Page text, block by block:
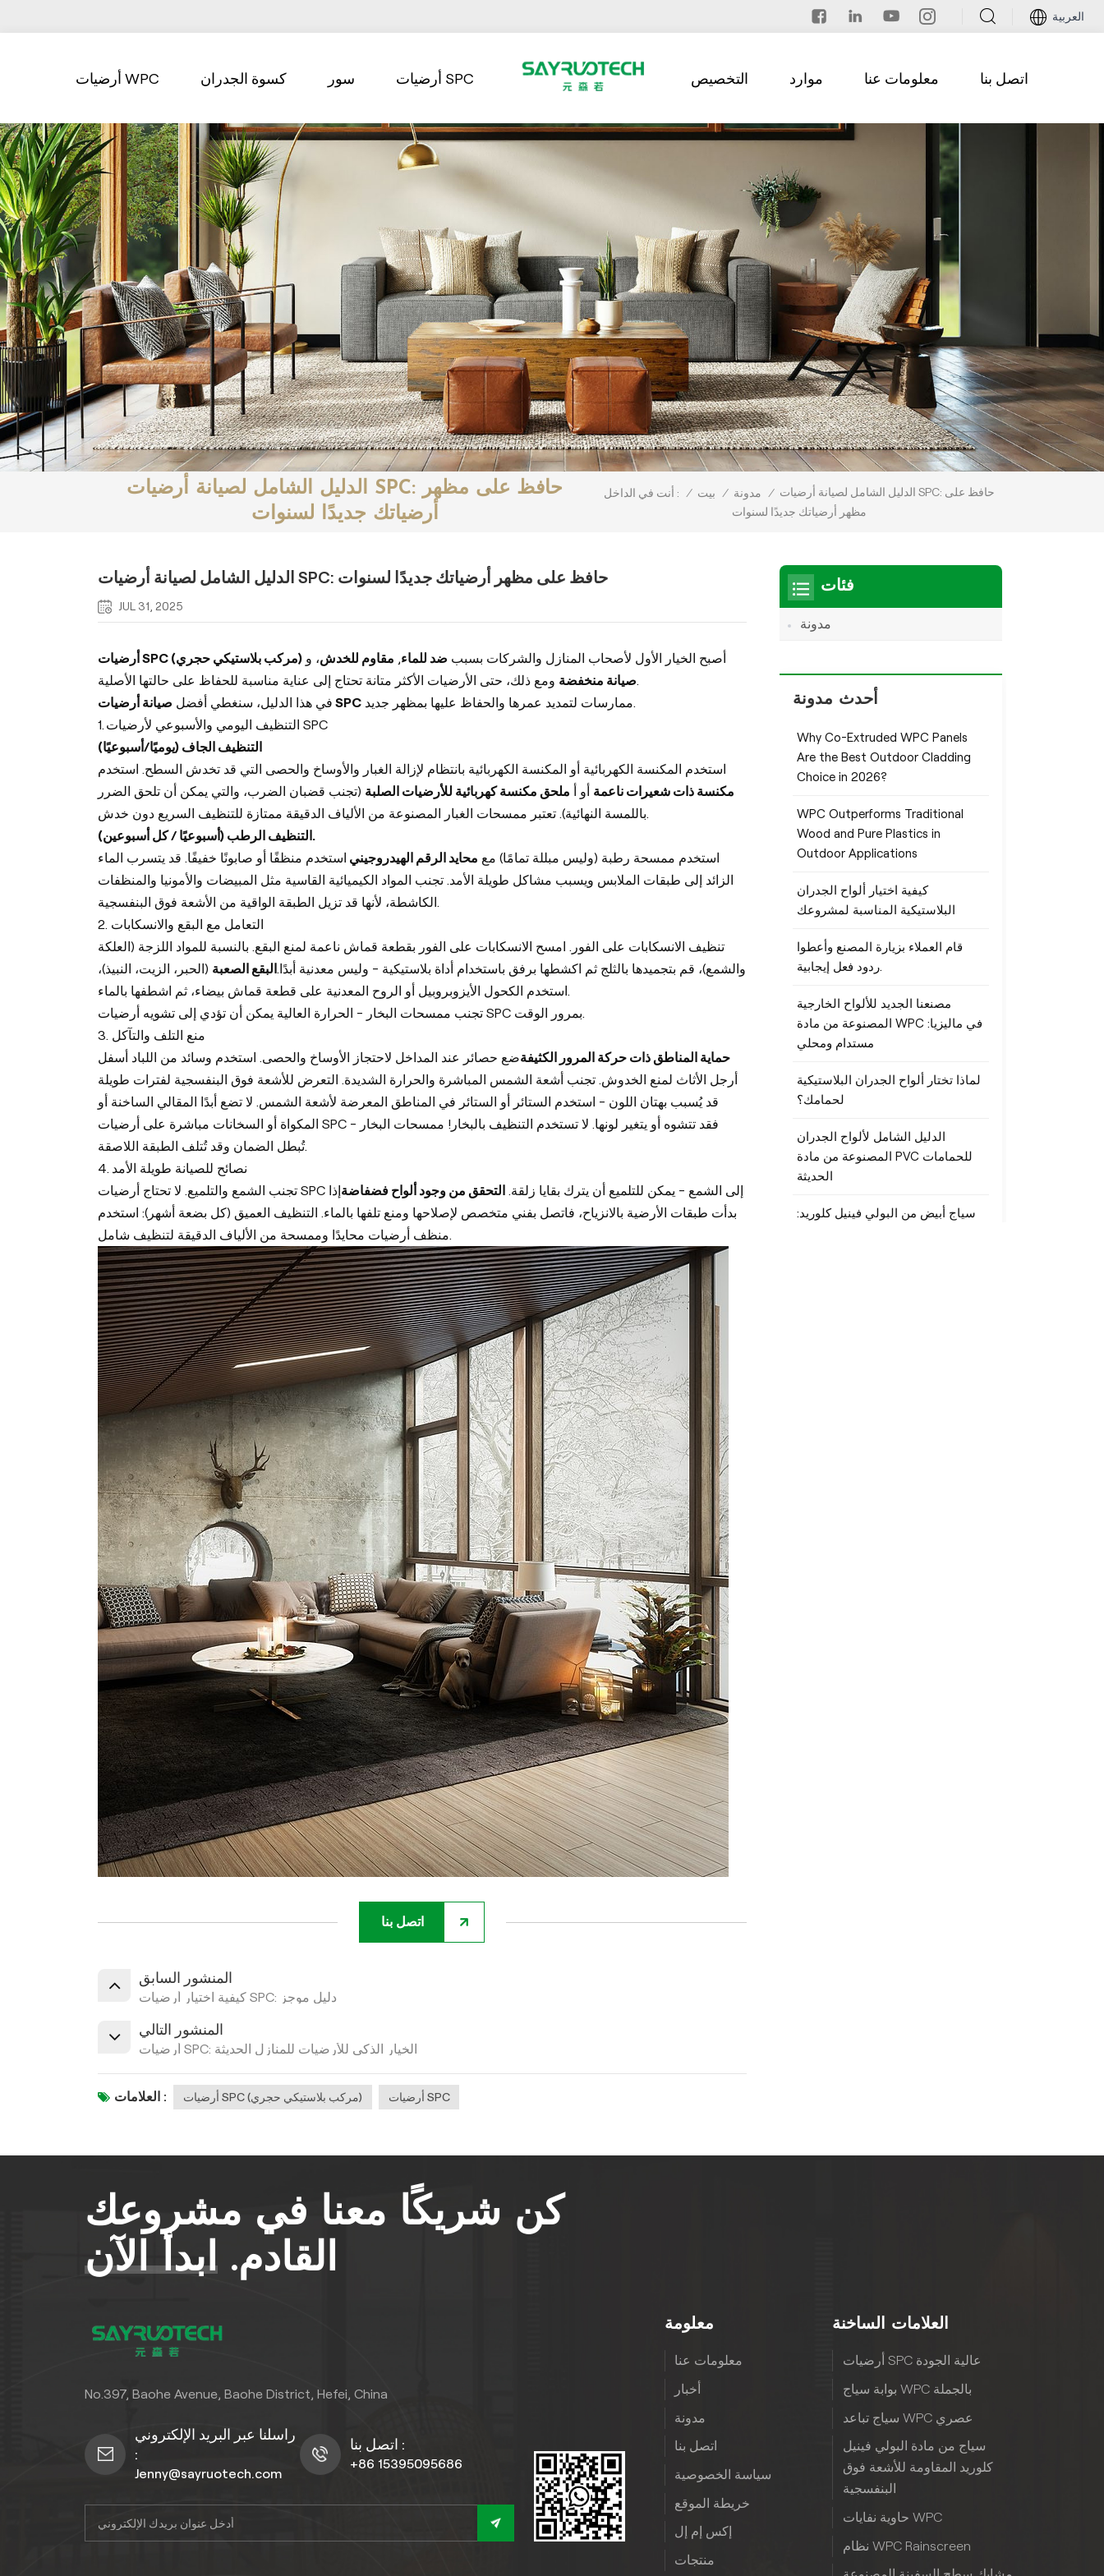
العربية
أرضيات WPC كسوة الجدران سور أرضيات SPC التخصيص موارد معلومات عنا اتصل بنا
الدليل الشامل لصيانة أرضيات SPC: حافظ على مظهر
أرضياتك جديدًا لسنوات
أنت في الداخل : / بيت / مدونة / الدليل الشامل لصيانة أرضيات SPC: حافظ على
مظهر أرضياتك جديدًا لسنوات
الدليل الشامل لصيانة أرضيات SPC: حافظ على مظهر أرضياتك جديدًا لسنوات
JUL 31, 2025
أرضيات SPC (مركب بلاستيكي حجري) أصبح الخيار الأول لأصحاب المنازل والشركات بسبب ضد للماء, مقاوم للخدش، و
صيانة منخفضةومع ذلك، حتى الأرضيات الأكثر متانة تحتاج إلى عناية مناسبة للحفاظ على حالتها الأصلية.
في هذا الدليل، سنغطي أفضل صيانة أرضيات SPC
ممارسات لتمديد عمرها والحفاظ عليها بمظهر جديد.
1. التنظيف اليومي والأسبوعي لأرضيات SPC
التنظيف الجاف (يوميًا/أسبوعيًا)
استخدم المكنسة الكهربائية أو المكنسة الكهربائية بانتظام لإزالة الغبار والأوساخ والحصى التي قد تخدش السطح. استخدم
مكنسة ذات شعيرات ناعمة أو أ ملحق مكنسة كهربائية للأرضيات الصلبة (تجنب قضبان الضرب، والتي يمكن أن تلحق الضرر
باللمسة النهائية). تعتبر ممسحات الغبار المصنوعة من الألياف الدقيقة ممتازة للتنظيف السريع دون خدش.
التنظيف الرطب (أسبوعيًا / كل أسبوعين).
استخدم ممسحة رطبة (وليس مبللة تمامًا) مع محايد الرقم الهيدروجيني استخدم منظفًا أو صابونًا خفيفًا. قد يتسرب الماء
الزائد إلى طبقات الملابس ويسبب مشاكل طويلة الأمد. تجنب المواد الكيميائية القاسية مثل المبيضات والأمونيا والمنظفات
الكاشطة، لأنها قد تزيل الطبقة الواقية من الأشعة فوق البنفسجية.
2. التعامل مع البقع والانسكابات
تنظيف الانسكابات على الفور. امسح الانسكابات على الفور بقطعة قماش ناعمة لمنع البقع. بالنسبة للمواد اللزجة (العلكة
والشمع)، قم بتجميدها بالثلج ثم اكشطها برفق باستخدام أداة بلاستيكية - وليس معدنية أبدًا. البقع الصعبة (الحبر، الزيت، النبيذ)،
استخدم الكحول الأيزوبروبيل أو الروح المعدنية على قطعة قماش بيضاء، ثم اشطفها بالماء.
تجنب ممسحات البخار - الحرارة العالية يمكن أن تؤدي إلى تشويه أرضيات SPC بمرور الوقت.
3. منع التلف والتآكل
حماية المناطق ذات حركة المرور الكثيفةضع حصائر عند المداخل لاحتجاز الأوساخ والحصى. استخدم وسائد من اللباد أسفل
أرجل الأثاث لمنع الخدوش. تجنب أشعة الشمس المباشرة والحرارة الشديدة. التعرض للأشعة فوق البنفسجية لفترات طويلة
قد يُسبب بهتان اللون - استخدم الستائر أو الستائر في المناطق المعرضة لأشعة الشمس. لا تضع أبدًا المقالي الساخنة أو
المكواة أو السخانات مباشرة على أرضيات SPC - فقد تتشوه أو يتغير لونها. لا تستخدم التنظيف بالبخار! ممسحات البخار
تُبطل الضمان وقد تُتلف الطبقة اللاصقة.
4. نصائح للصيانة طويلة الأمد
تجنب الشمع والتلميع. لا تحتاج أرضيات SPC إلى الشمع - يمكن للتلميع أن يترك بقايا زلقة. التحقق من وجود ألواح فضفاضة إذا
بدأت طبقات الأرضية بالانزياح، فاتصل بفني متخصص لإصلاحها ومنع تلفها بالماء. التنظيف العميق (كل بضعة أشهر): استخدم
منظف أرضيات محايدًا وممسحة من الألياف الدقيقة لتنظيف شامل.
اتصل بنا
المنشور السابق
كيفية اختيار أرضيات SPC: دليل موجز
المنشور التالي
أرضيات SPC: الخيار الذكي للأرضيات للمنازل الحديثة
العلامات : أرضيات SPC (مركب بلاستيكي حجري) أرضيات SPC
فئات
مدونة
أحدث مدونة
Why Co-Extruded WPC Panels
Are the Best Outdoor Cladding
Choice in 2026?
WPC Outperforms Traditional
Wood and Pure Plastics in
Outdoor Applications
كيفية اختيار ألواح الجدران
البلاستيكية المناسبة لمشروعك
قام العملاء بزيارة المصنع وأعطوا
ردود فعل إيجابية.
مصنعنا الجديد للألواح الخارجية
المصنوعة من مادة WPC في ماليزيا:
مستدام ومحلي
لماذا تختار ألواح الجدران البلاستيكية
لحمامك؟
الدليل الشامل لألواح الجدران
المصنوعة من مادة PVC للحمامات
الحديثة
سياج أبيض من البولي فينيل كلوريد:
كن شريكًا معنا في مشروعك
القادم. ابدأ الآن
No.397, Baohe Avenue, Baohe District, Hefei, China
راسلنا عبر البريد الإلكتروني
:
Jenny@sayruotech.com
اتصل بنا :
+86 15395095686
معلومة
معلومات عنا
أخبار
مدونة
اتصل بنا
سياسة الخصوصية
خريطة الموقع
إكس إم إل
منتجات
العلامات الساخنة
أرضيات SPC عالية الجودة
بوابة سياج WPC بالجملة
سياج تباعد WPC عصري
سياج من مادة البولي فينيل
كلوريد المقاومة للأشعة فوق
البنفسجية
حاوية نفايات WPC
نظام WPC Rainscreen